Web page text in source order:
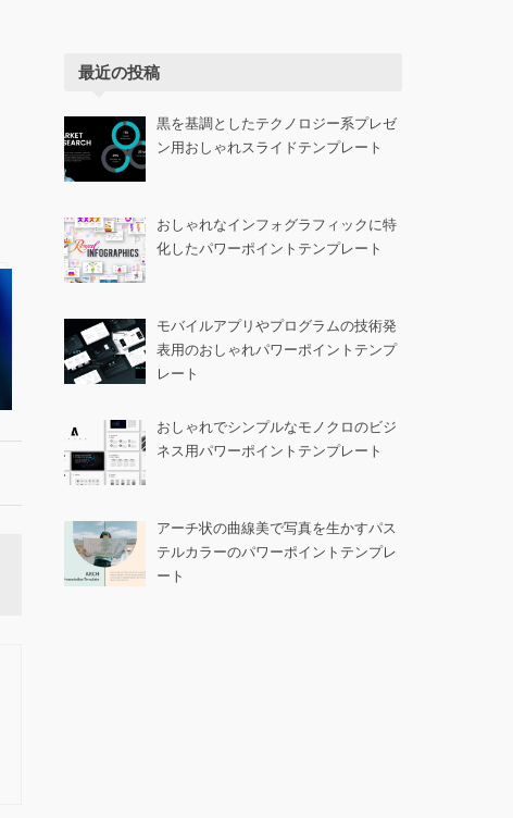
最近の投稿
黒を基調としたテクノロジー系プレゼ
ン用おしゃれスライドテンプレート
おしゃれなインフォグラフィックに特
化したパワーポイントテンプレート
モバイルアプリやプログラムの技術発
表用のおしゃれパワーポイントテンプ
レート
おしゃれでシンプルなモノクロのビジ
ネス用パワーポイントテンプレート
アーチ状の曲線美で写真を生かすパス
テルカラーのパワーポイントテンプレ
ート